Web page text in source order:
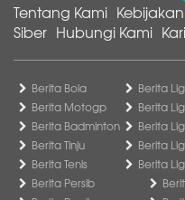
Tentang Kami
Siber Hubungi Kami
Berita Bola
Berita Motogp
Berita Badminton
Berita Tinju
Berita Tenis
Berita
Berita
Berita
Berita
Berita
Berita Persib